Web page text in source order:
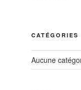
CATÉGORIES
Aucune